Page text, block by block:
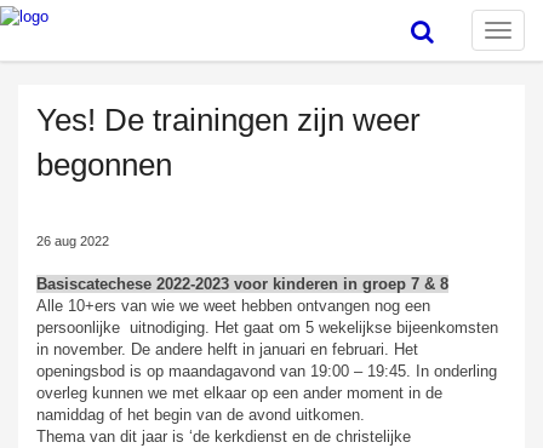
Toggle
Yes! De trainingen zijn weer
begonnen
26 aug 2022
Basiscatechese 2022-2023 voor kinderen in groep 7 & 8
Alle 10+ers van wie we weet hebben ontvangen nog een
persoonlijke uitnodiging. Het gaat om 5 wekelijkse bijeenkomsten
in november. De andere helft in januari en februari. Het
openingsbod is op maandagavond van 19:00 – 19:45. In onderling
overleg kunnen we met elkaar op een ander moment in de
namiddag of het begin van de avond uitkomen.
Thema van dit jaar is ‘de kerkdienst en de christelijke